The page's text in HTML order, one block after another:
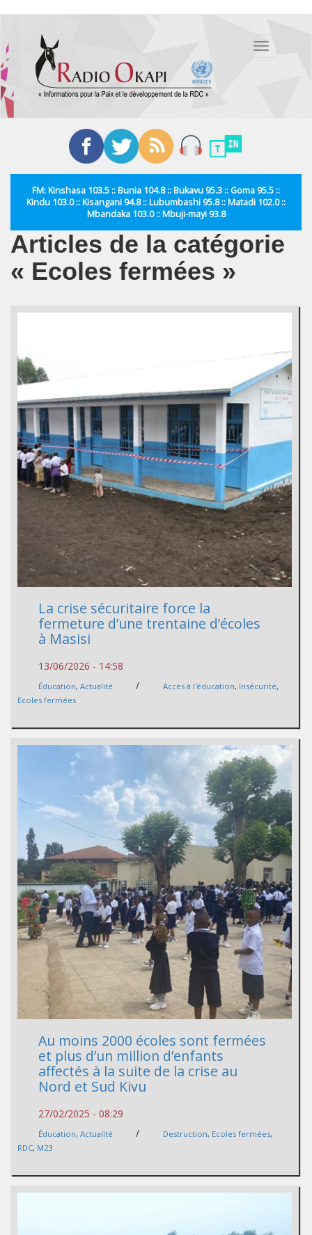
contenu
principal
Toggle
FM: Kinshasa 103.5 :: Bunia 104.8 :: Bukavu 95.3 :: Goma 95.5 ::
Kindu 103.0 :: Kisangani 94.8 :: Lubumbashi 95.8 :: Matadi 102.0 ::
Mbandaka 103.0 :: Mbuji-mayi 93.8
Articles de la catégorie
« Ecoles fermées »
La crise sécuritaire force la
fermeture d’une trentaine d’écoles
à Masisi
13/06/2026 - 14:58
Éducation, Actualité / Accès à l'éducation, Insécurité,
Ecoles fermées
Au moins 2000 écoles sont fermées
et plus d’un million d’enfants
affectés à la suite de la crise au
Nord et Sud Kivu
27/02/2025 - 08:29
Éducation, Actualité / Destruction, Ecoles fermées,
RDC, M23